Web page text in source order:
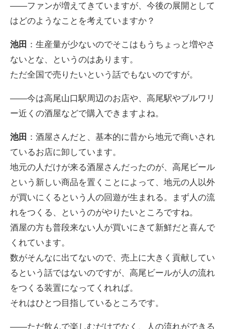
――ファンが増えてきていますが、今後の展開として
はどのようなことを考えていますか？
池田 ：生産量が少ないのでそこはもうちょっと増やさ
ないとな、というのはあります。
ただ全国で売りたいという話でもないのですが。
――今は高尾山口駅周辺のお店や、高尾駅やブルワリ
ー近くの酒屋などで購入できますよね。
池田 ：酒屋さんだと、基本的に昔から地元で商いされ
ているお店に卸しています。
地元の人だけが来る酒屋さんだったのが、高尾ビール
という新しい商品を置くことによって、地元の人以外
が買いにくるという人の回遊が生まれる。まず人の流
れをつくる、というのがやりたいところですね。
酒屋の方も普段来ない人が買いにきて新鮮だと喜んで
くれています。
数がそんなに出てないので、売上に大きく貢献してい
るという話ではないのですが、高尾ビールが人の流れ
をつくる装置になってくれれば。
それはひとつ目指しているところです。
――ただ飲んで楽しむだけでなく、人の流れができる